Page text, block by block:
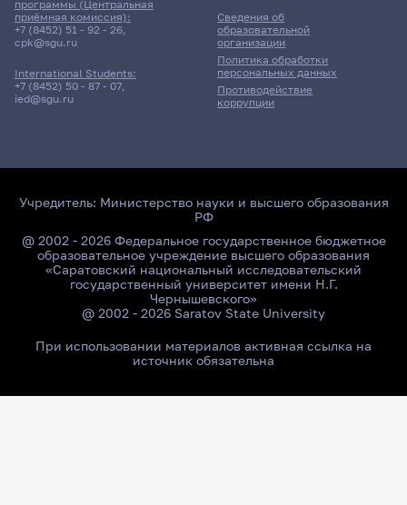
программы (Центральная
приёмная комиссия):
+7 (8452) 51 - 92 - 26,
cpk@sgu.ru
International Students:
+7 (8452) 50 - 87 - 07,
ied@sgu.ru
Сведения об
образовательной
организации
Политика обработки
персональных данных
Противодействие
коррупции
Учредитель: Министерство науки и высшего образования
РФ
@ 2002 - 2026 Федеральное государственное бюджетное
образовательное учреждение высшего образования
«Саратовский национальный исследовательский
государственный университет имени Н.Г.
Чернышевского»
@ 2002 - 2026 Saratov State University
При использовании материалов активная ссылка на
источник обязательна